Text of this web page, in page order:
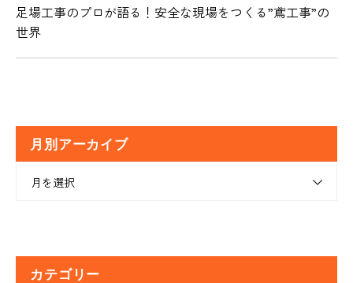
足場工事のプロが語る！安全な現場をつくる”鳶工事”の
世界
月別アーカイブ
月を選択
カテゴリー